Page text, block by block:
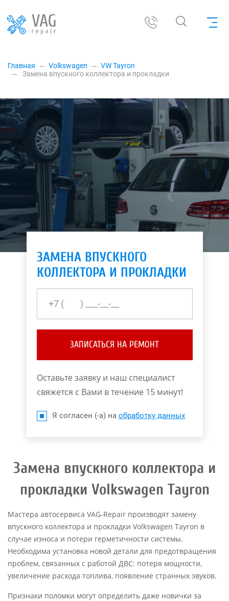
Главная Volkswagen
VW Tayron
Замена впускного коллектора и прокладки
ЗАМЕНА ВПУСКНОГО
КОЛЛЕКТОРА И ПРОКЛАДКИ
ЗАПИСАТЬСЯ НА РЕМОНТ
Оставьте заявку и наш специалист
свяжется с Вами в течение 15 минут!
Я согласен (-а) на обработку данных
Замена впускного коллектора и
прокладки Volkswagen Tayron
Мастера автосервиса VAG-Repair производят замену
впускного коллектора и прокладки Volkswagen Tayron в
случае износа и потери герметичности системы.
Необходима установка новой детали для предотвращения
проблем, связанных с работой ДВС: потеря мощности,
увеличение расхода топлива, появление странных звуков.
Признаки поломки могут определить даже новички за